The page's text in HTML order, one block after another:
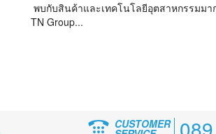
พบกับสินค้าและเทคโนโลยีอุตสาหกรรมมา
TN Group...
CUSTOMER